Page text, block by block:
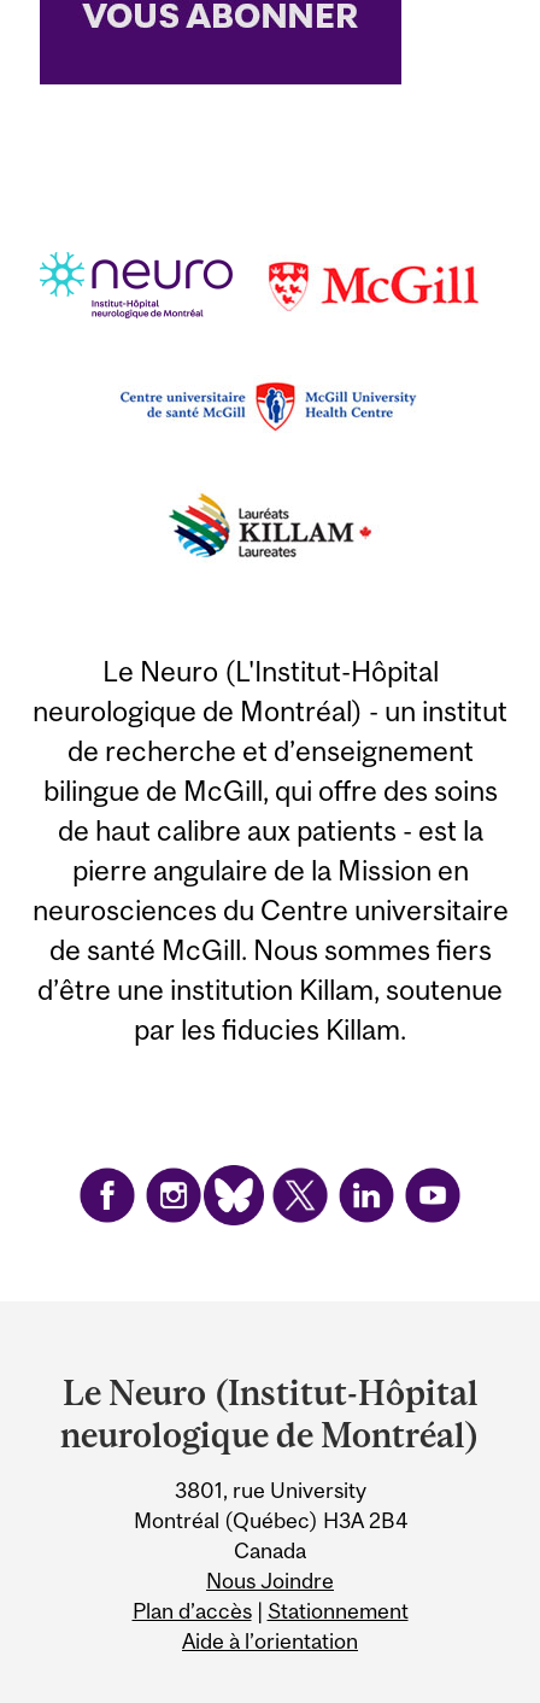
Le Neuro (L'Institut-Hôpital
neurologique de Montréal) - un institut
de recherche et d’enseignement
bilingue de McGill, qui offre des soins
de haut calibre aux patients - est la
pierre angulaire de la Mission en
neurosciences du Centre universitaire
de santé McGill. Nous sommes fiers
d’être une institution Killam, soutenue
par les fiducies Killam.
and
University
Information
Le Neuro (Institut-Hôpital
neurologique de Montréal)
3801, rue University
Montréal (Québec) H3A 2B4
Canada
Nous Joindre
Plan d’accès| Stationnement
Aide à l’orientation